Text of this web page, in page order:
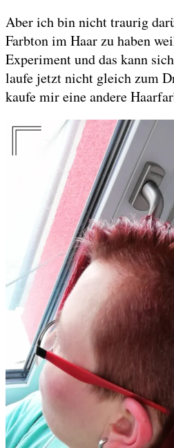
Aber ich bin nicht traurig
Farbton im Haar zu haben
Experiment und das kann
laufe jetzt nicht gleich zum
kaufe mir eine andere